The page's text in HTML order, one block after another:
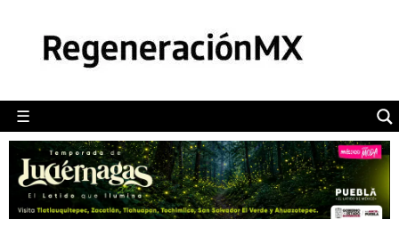
☰
POLÍTICA
CAMALEÓN
OPINIÓN
DEPORTES